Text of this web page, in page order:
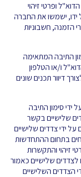
ופרטי זיהוי
ידו, ישמשו את החברה
הזמנה, חשבוניות
התיבה המתאימה
ו/או הטלפון
דיוור תכנים שונים
ידי סימון התיבה
שלישיים בקשר
ידי צדדים שלישיים
בתחום ההתחדשות
זיהוי והתקשרות
שלישיים כאמור
הצדדים השלישיים